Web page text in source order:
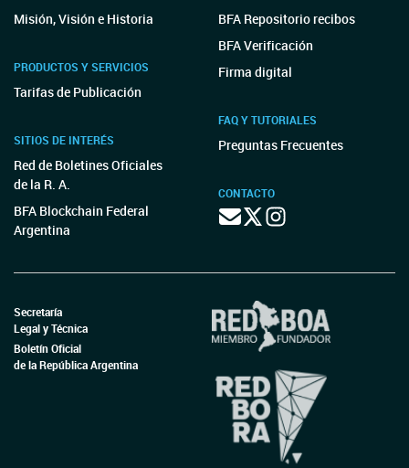
Misión, Visión e Historia
PRODUCTOS Y SERVICIOS
Tarifas de Publicación
SITIOS DE INTERÉS
Red de Boletines Oficiales
de la R. A.
BFA Blockchain Federal
Argentina
BFA Repositorio recibos
BFA Verificación
Firma digital
FAQ Y TUTORIALES
Preguntas Frecuentes
CONTACTO
Secretaría
Legal y Técnica
Boletín Oficial
de la República Argentina